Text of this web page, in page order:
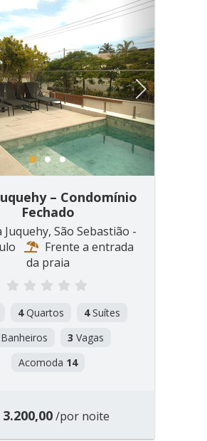
Next
1 2 3
– Condomínio
Fechado
Juquehy, São Sebastião -
Frente a entrada
da praia
4Quartos 4Suítes
Banheiros 3 Vagas
Acomoda 14
3.200,00/por noite